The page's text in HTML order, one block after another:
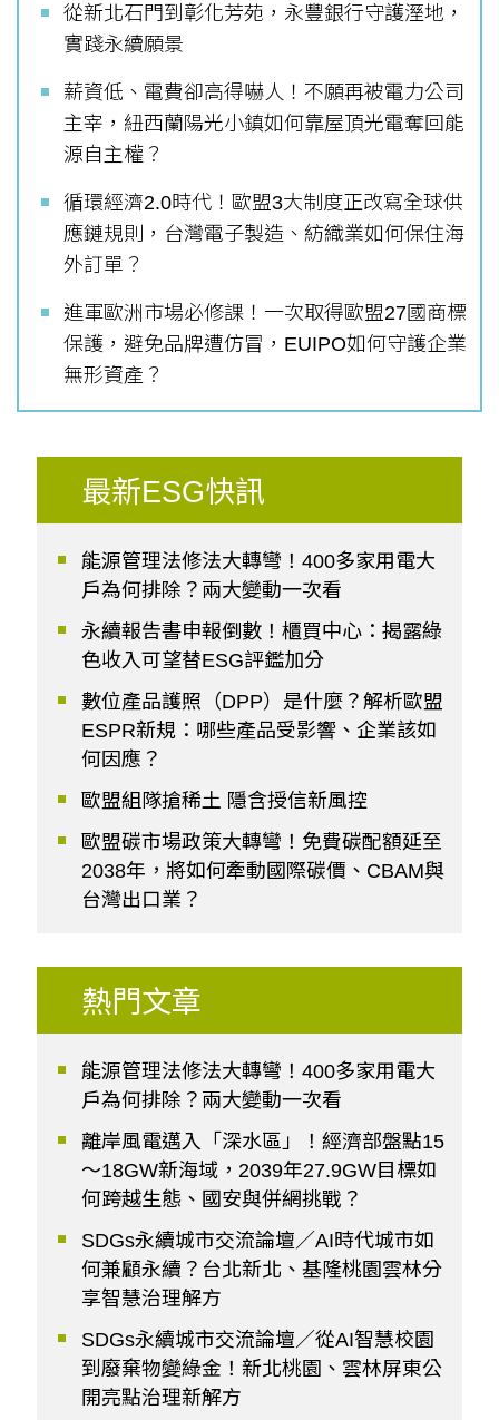
從新北石門到彰化芳苑，永豐銀行守護溼地，
實踐永續願景
薪資低、電費卻高得嚇人！不願再被電力公司
主宰，紐西蘭陽光小鎮如何靠屋頂光電奪回能
源自主權？
循環經濟2.0時代！歐盟3大制度正改寫全球供
應鏈規則，台灣電子製造、紡織業如何保住海
外訂單？
進軍歐洲市場必修課！一次取得歐盟27國商標
保護，避免品牌遭仿冒，EUIPO如何守護企業
無形資產？
最新ESG快訊
能源管理法修法大轉彎！400多家用電大
戶為何排除？兩大變動一次看
永續報告書申報倒數！櫃買中心：揭露綠
色收入可望替ESG評鑑加分
數位產品護照（DPP）是什麼？解析歐盟
ESPR新規：哪些產品受影響、企業該如
何因應？
歐盟組隊搶稀土 隱含授信新風控
歐盟碳市場政策大轉彎！免費碳配額延至
2038年，將如何牽動國際碳價、CBAM與
台灣出口業？
熱門文章
能源管理法修法大轉彎！400多家用電大
戶為何排除？兩大變動一次看
離岸風電邁入「深水區」！經濟部盤點15
～18GW新海域，2039年27.9GW目標如
何跨越生態、國安與併網挑戰？
SDGs永續城市交流論壇／AI時代城市如
何兼顧永續？台北新北、基隆桃園雲林分
享智慧治理解方
SDGs永續城市交流論壇／從AI智慧校園
到廢棄物變綠金！新北桃園、雲林屏東公
開亮點治理新解方